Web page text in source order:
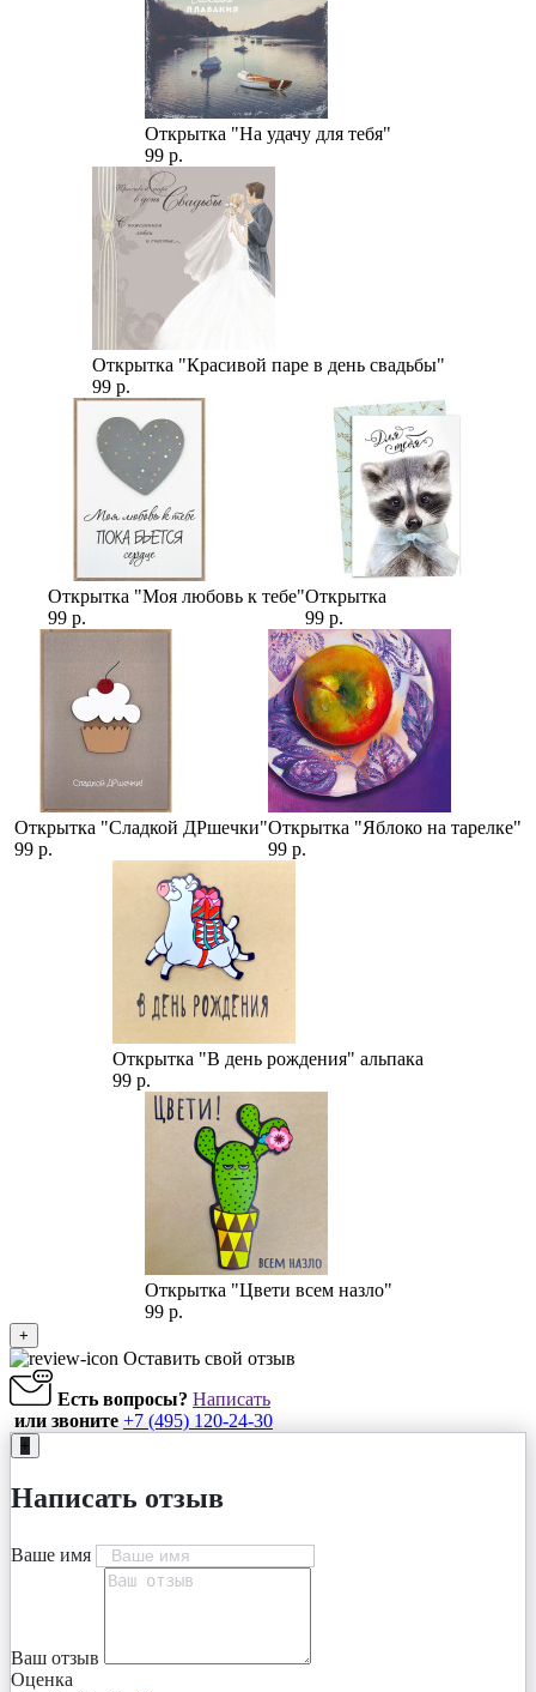
Открытка "На удачу для тебя"
99 р.
Открытка "Красивой паре в день свадьбы"
99 р.
Открытка "Моя любовь к тебе"
99 р.
Открытка
99 р.
Открытка "Сладкой ДРшечки"
99 р.
Открытка "Яблоко на тарелке"
99 р.
Открытка "В день рождения" альпака
99 р.
Открытка "Цвети всем назло"
99 р.
+
Оставить свой отзыв
Есть вопросы? Написать
или звоните +7 (495) 120-24-30
+
Написать отзыв
Ваше имя
Ваш отзыв
Оценка